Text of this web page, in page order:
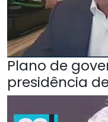
Plano de
presidência